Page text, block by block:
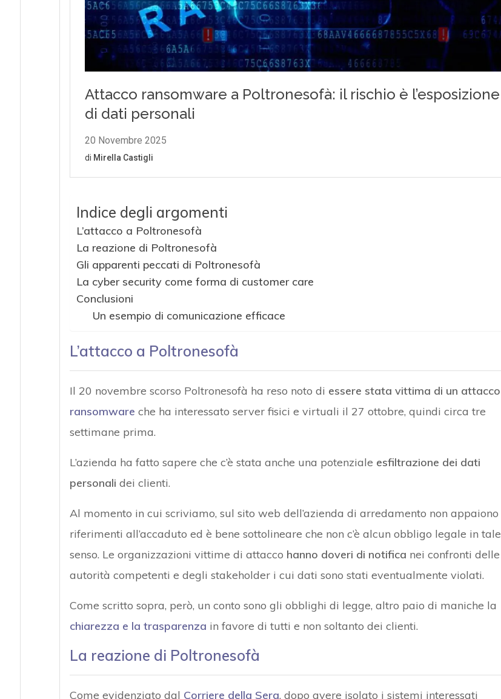
Indice degli argomenti
L’attacco a Poltronesofà
La reazione di Poltronesofà
Gli apparenti peccati di Poltronesofà
La cyber security come forma di customer care
Conclusioni
Un esempio di comunicazione efficace
L’attacco a Poltronesofà
Il 20 novembre scorso Poltronesofà ha reso noto di essere stata vittima di un attacco
ransomware che ha interessato server fisici e virtuali il 27 ottobre, quindi circa tre
settimane prima.
L’azienda ha fatto sapere che c’è stata anche una potenziale esfiltrazione dei dati
personali dei clienti.
Al momento in cui scriviamo, sul sito web dell’azienda di arredamento non appaiono
riferimenti all’accaduto ed è bene sottolineare che non c’è alcun obbligo legale in tale
senso. Le organizzazioni vittime di attacco hanno doveri di notifica nei confronti delle
autorità competenti e degli stakeholder i cui dati sono stati eventualmente violati.
Come scritto sopra, però, un conto sono gli obblighi di legge, altro paio di maniche la
chiarezza e la trasparenza in favore di tutti e non soltanto dei clienti.
La reazione di Poltronesofà
Come evidenziato dal Corriere della Sera, dopo avere isolato i sistemi interessati